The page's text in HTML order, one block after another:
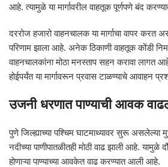
आहे. त्यामुळे या मार्गावरील वाहतूक पूर्णपणे बंद
दररोज हजारो वाहनचालक या मार्गाचा वापर करत
परिणाम झाला आहे. अनेक ठिकाणी वाहतूक कोंडी
वाहनचालकांना मोठा मनस्ताप सहन करावा लागत
होईपर्यंत या मार्गावरून प्रवास टाळण्याचे आवाहन
उजनी धरणात पाण्याची आवक
पुणे जिल्ह्याच्या पश्चिम घाटमाथ्यावर सुरू असलेल्या
नदीच्या पाणीपातळीतही मोठी वाढ झाली आहे.
होणाऱ्या पाण्याच्या आवकेत वाढ करण्यात आली आहे.